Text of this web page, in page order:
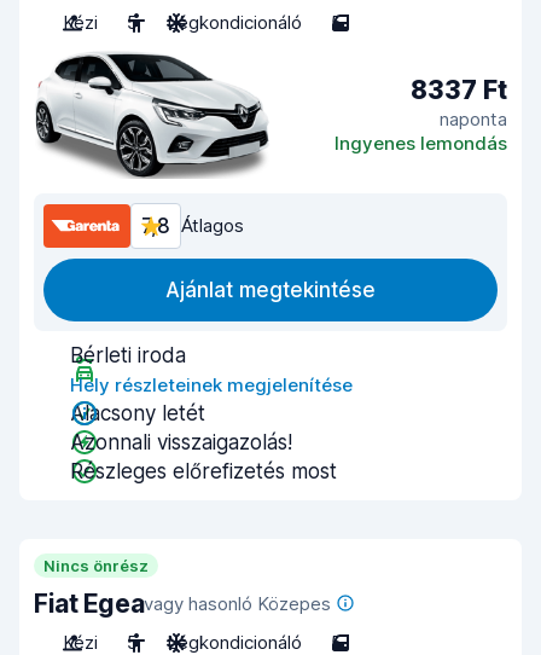
Kézi
5 Légkondicionáló 5
8337 Ft
naponta
Ingyenes lemondás
7,8 Átlagos
Ajánlat megtekintése
Bérleti iroda
Hely részleteinek megjelenítése
Alacsony letét
Azonnali visszaigazolás!
Részleges előrefizetés most
Nincs önrész
Fiat Egeavagy hasonló Közepes
Kézi
5 Légkondicionáló 5